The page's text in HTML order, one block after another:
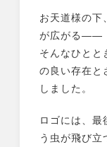
お天道様の下
が広がる——
そんなひとと
の良い存在と
しました。
ロゴには、最
う虫が飛び立